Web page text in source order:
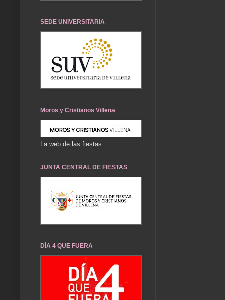
SEDE UNIVERSITARIA
Moros y Cristianos Villena
La web de las fiestas
JUNTA CENTRAL DE FIESTAS
DÍA 4 QUE FUERA